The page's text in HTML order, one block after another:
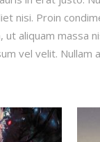
nisi. Proin
aliquam massa
vel velit. Nullam